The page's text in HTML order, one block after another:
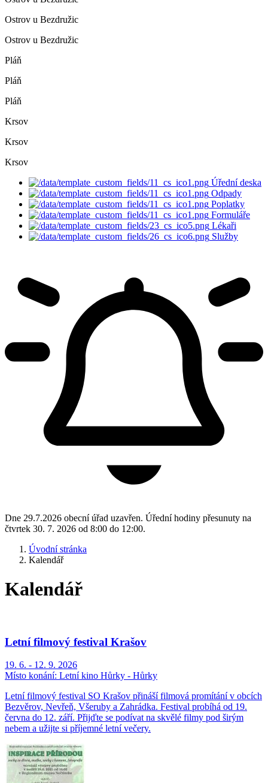
Ostrov u Bezdružic
Ostrov u Bezdružic
Pláň
Pláň
Pláň
Krsov
Krsov
Krsov
Úřední deska
Odpady
Poplatky
Formuláře
Lékaři
Služby
Dne 29.7.2026 obecní úřad uzavřen. Úřední hodiny přesunuty na
čtvrtek 30. 7. 2026 od 8:00 do 12:00.
Úvodní stránka
Kalendář
Kalendář
Letní filmový festival Krašov
19. 6. - 12. 9. 2026
Místo konání: Letní kino Hůrky - Hůrky
Letní filmový festival SO Krašov přináší filmová promítání v obcích
Bezvěrov, Nevřeň, Všeruby a Zahrádka. Festival probíhá od 19.
června do 12. září. Přijďte se podívat na skvělé filmy pod širým
nebem a užijte si příjemné letní večery.